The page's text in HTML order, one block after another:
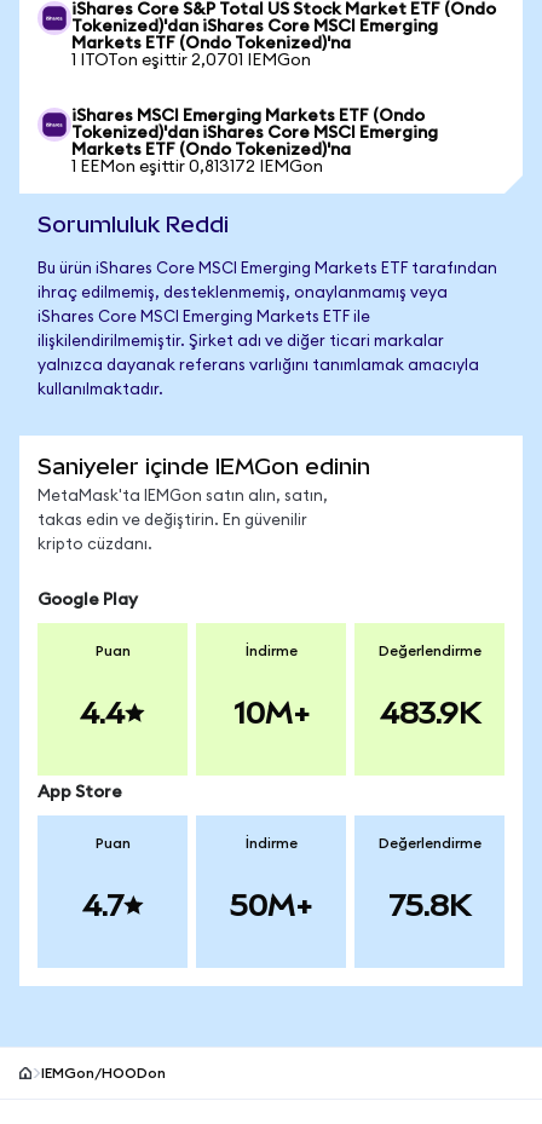
iShares Core S&P Total US Stock Market ETF (Ondo
Tokenized)'dan iShares Core MSCI Emerging
Markets ETF (Ondo Tokenized)'na
1 ITOTon eşittir 2,0701 IEMGon
iShares MSCI Emerging Markets ETF (Ondo
Tokenized)'dan iShares Core MSCI Emerging
Markets ETF (Ondo Tokenized)'na
1 EEMon eşittir 0,813172 IEMGon
Sorumluluk Reddi
Bu ürün iShares Core MSCI Emerging Markets ETF tarafından
ihraç edilmemiş, desteklenmemiş, onaylanmamış veya
iShares Core MSCI Emerging Markets ETF ile
ilişkilendirilmemiştir. Şirket adı ve diğer ticari markalar
yalnızca dayanak referans varlığını tanımlamak amacıyla
kullanılmaktadır.
Saniyeler içinde IEMGon edinin
MetaMask'ta IEMGon satın alın, satın,
takas edin ve değiştirin. En güvenilir
kripto cüzdanı.
Google Play
Puan
4.4
İndirme
10M+
Değerlendirme
483.9K
App Store
Puan
4.7
İndirme
50M+
Değerlendirme
75.8K
IEMGon/HOODon